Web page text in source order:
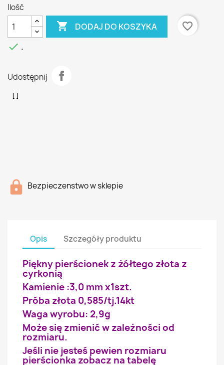
Ilość
 DODAJ DO KOSZYKA
favorite_border
 .
Udostępnij
Bezpieczenstwo w sklepie
Opis Szczegóły produktu
Piękny pierścionek z żółtego złota z
cyrkonią
Kamienie :3,0 mm x1szt.
Próba złota 0,585/tj.14kt
Waga wyrobu: 2,9g
Może się zmienić w zależności od
rozmiaru.
Jeśli nie jesteś pewien rozmiaru
pierścionka zobacz na tabelę